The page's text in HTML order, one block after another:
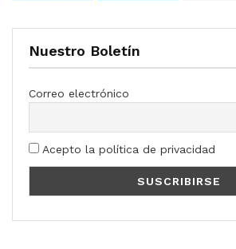
Nuestro Boletín
Correo electrónico
Acepto la política de privacidad